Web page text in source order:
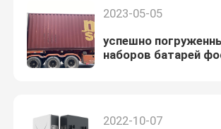
2023-05-05
успешно
наборов батарей
2022-10-07